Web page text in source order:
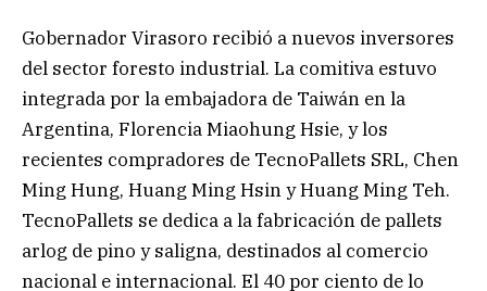
Gobernador Virasoro recibió a nuevos inversores
del sector foresto industrial. La comitiva estuvo
integrada por la embajadora de Taiwán en la
Argentina, Florencia Miaohung Hsie, y los
recientes compradores de TecnoPallets SRL, Chen
Ming Hung, Huang Ming Hsin y Huang Ming Teh.
TecnoPallets se dedica a la fabricación de pallets
arlog de pino y saligna, destinados al comercio
nacional e internacional. El 40 por ciento de lo